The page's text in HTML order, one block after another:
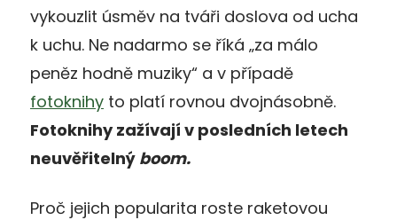
vykouzlit úsměv na tváři doslova od ucha
k uchu. Ne nadarmo se říká „za málo
peněz hodně muziky“ a v případě
fotoknihy to platí rovnou dvojnásobně.
Fotoknihy zažívají v posledních letech
neuvěřitelný boom.
Proč jejich popularita roste raketovou